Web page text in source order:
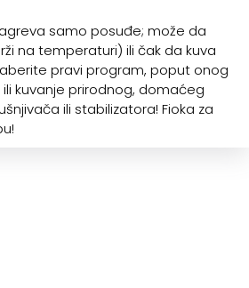
samo posuđe; može da
na temperaturi) ili čak da kuva
pravi program, poput onog
kuvanje prirodnog, domaćeg
ili stabilizatora! Fioka za